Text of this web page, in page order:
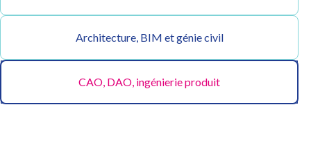
Architecture, BIM et génie civil
CAO, DAO, ingénierie produit